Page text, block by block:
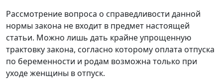
Рассмотрение вопроса о справедливости данной
нормы закона не входит в предмет настоящей
статьи. Можно лишь дать крайне упрощенную
трактовку закона, согласно которому оплата отпуска
по беременности и родам возможна только при
уходе женщины в отпуск.